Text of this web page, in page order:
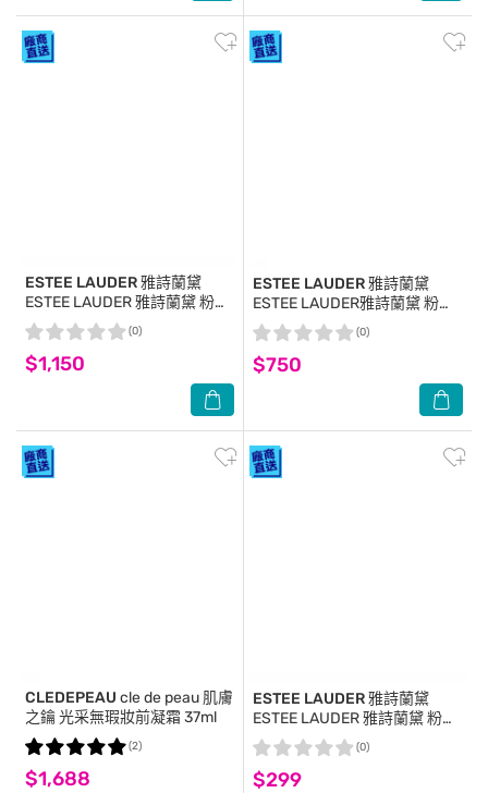
ESTEE LAUDER 雅詩蘭黛
ESTEE LAUDER 雅詩蘭黛 粉持
久天生美肌乖乖乳SPF20
PA++(15ml)X8-專櫃公司貨
$1,150
(0)
ESTEE LAUDER 雅詩蘭黛
ESTEE LAUDER雅詩蘭黛 粉持
久天生美肌乖乖乳40ml【公司
貨】
$750
(0)
CLEDEPEAU cle de peau 肌膚
之鑰 光采無瑕妝前凝霜 37ml
$1,688
(2)
ESTEE LAUDER 雅詩蘭黛
ESTEE LAUDER 雅詩蘭黛 粉持
久天生美肌乖乖乳SPF20 PA++
(15ml)-專櫃公司貨
$299
(0)